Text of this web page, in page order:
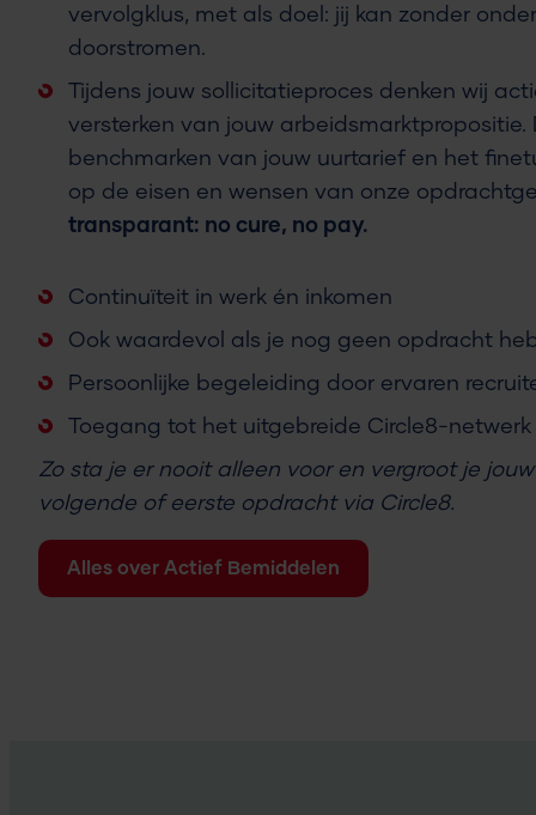
vervolgklus, met als doel: jij kan zonder
doorstromen.
Tijdens jouw sollicitatieproces denken wij
versterken van jouw arbeidsmarktpropositie.
benchmarken van jouw uurtarief en het
op de eisen en wensen van onze
transparant: no cure, no pay.
Continuïteit in werk én inkomen
Ook waardevol als je nog geen opdracht
Persoonlijke begeleiding door ervaren
Toegang tot het uitgebreide Circle8-netwerk
Zo sta je er nooit alleen voor en vergroot je
volgende of eerste opdracht via Circle8.
Alles over Actief Bemiddelen